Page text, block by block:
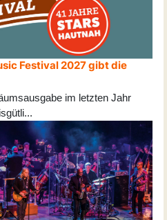
Festival 2027 gibt die
im letzten Jahr
...